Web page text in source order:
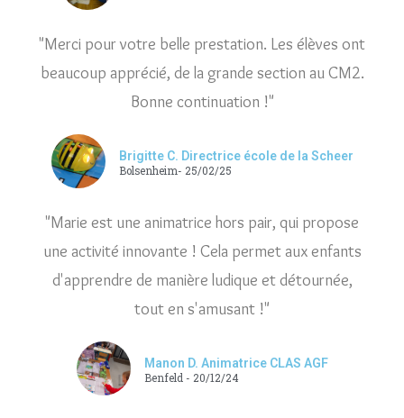
"Merci pour votre belle prestation. Les élèves ont
beaucoup apprécié, de la grande section au CM2.
Bonne continuation !"
Brigitte C. Directrice école de la Scheer
Bolsenheim- 25/02/25
"Marie est une animatrice hors pair, qui propose
une activité innovante ! Cela permet aux enfants
d'apprendre de manière ludique et détournée,
tout en s'amusant !"
Manon D. Animatrice CLAS AGF
Benfeld - 20/12/24